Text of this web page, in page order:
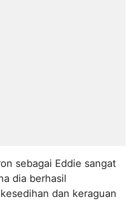
sebagai Eddie sangat
dia berhasil
dan keraguan